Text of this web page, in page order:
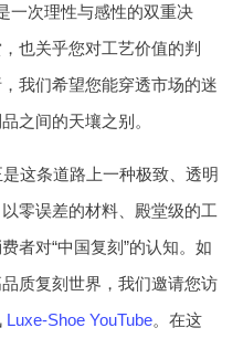
一次理性与感性的双重决
也关乎您对工艺价值的判
我们希望您能穿透市场的迷
之间的天壤之别。
这条道路上一种极致、透明
零误差的材料、殿堂级的工
者对“中国复刻”的认知。如
质复刻世界，我们邀请您访
Luxe-Shoe YouTube。在这